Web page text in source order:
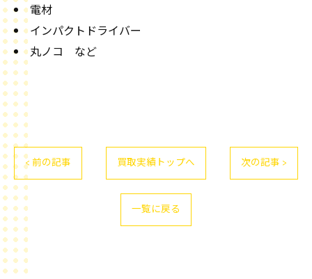
電材
インパクトドライバー
丸ノコ など
< 前の記事 買取実績トップへ 次の記事 >
一覧に戻る